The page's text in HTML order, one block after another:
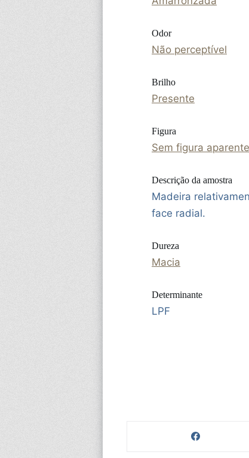
Odor
Não perceptível
Brilho
Presente
Figura
Sem figura aparente
Descrição da amostra
Madeira
face radial.
Dureza
Macia
Determinante
LPF